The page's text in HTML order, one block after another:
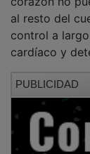
al resto del
control a
cardíaco y